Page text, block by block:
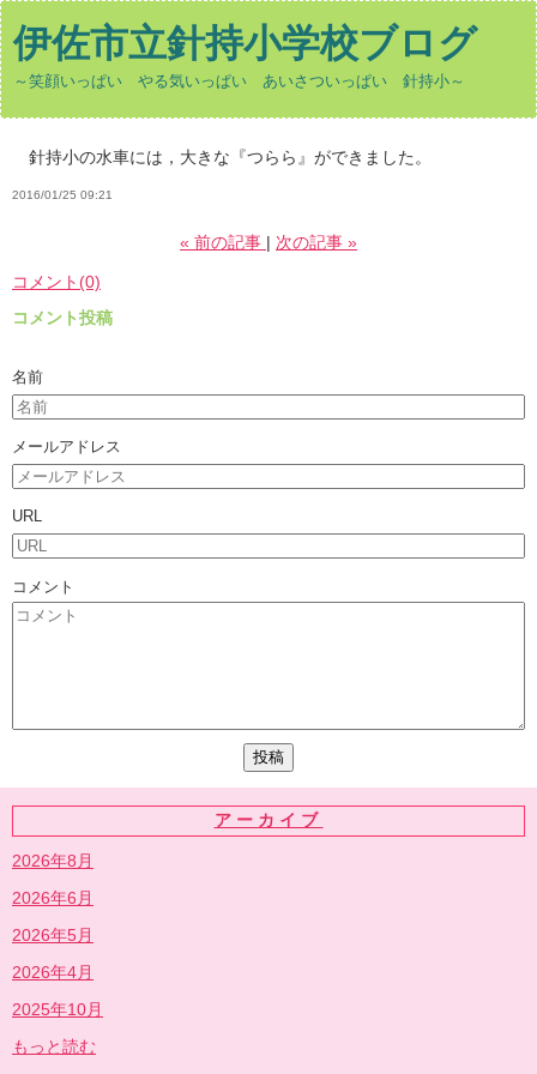
伊佐市立針持小学校ブログ
～笑顔いっぱい やる気いっぱい あいさついっぱい 針持小～
針持小の水車には，大きな『つらら』ができました。
2016/01/25 09:21
« 前の記事 次の記事 »
コメント(0)
コメント投稿
名前
メールアドレス
URL
コメント
アーカイブ
2026年8月
2026年6月
2026年5月
2026年4月
2025年10月
もっと読む